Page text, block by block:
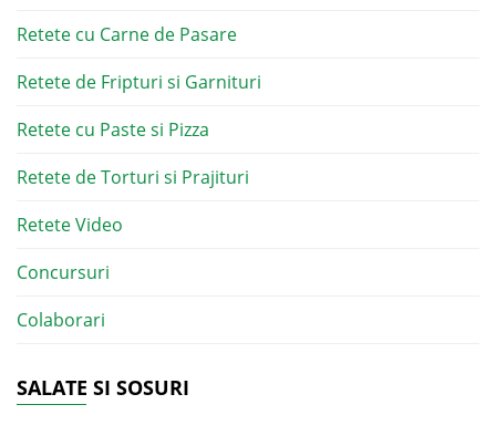
Retete cu Carne de Pasare
Retete de Fripturi si Garnituri
Retete cu Paste si Pizza
Retete de Torturi si Prajituri
Retete Video
Concursuri
Colaborari
SALATE SI SOSURI